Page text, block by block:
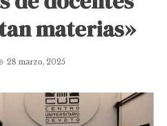
materias»
28 marzo, 2025